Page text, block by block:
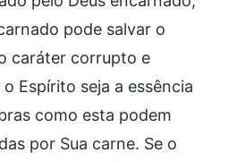
pode salvar o
caráter corrupto e
Espírito seja a essência
como esta podem
por Sua carne. Se o